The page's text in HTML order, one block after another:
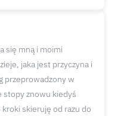
się mną i moimi
jaka jest przyczyna i
przeprowadzony w
stopy znowu kiedyś
skieruję od razu do